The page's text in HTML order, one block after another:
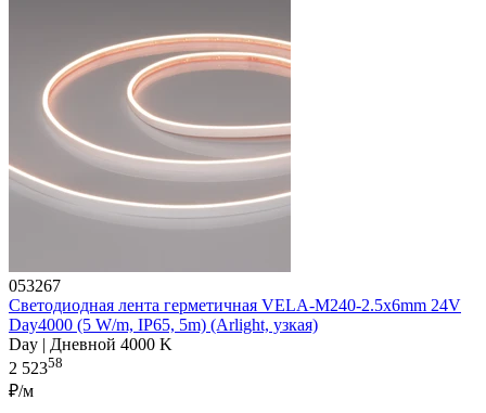
053267
Светодиодная лента герметичная VELA-M240-2.5x6mm 24V
Day4000 (5 W/m, IP65, 5m) (Arlight, узкая)
Day | Дневной 4000 K
2 52358
₽/м